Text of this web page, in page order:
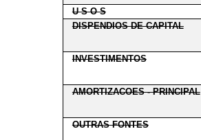
U S O S
DISPENDIOS DE CAPITAL
INVESTIMENTOS
AMORTIZACOES - PRINCIPAL
OUTRAS FONTES